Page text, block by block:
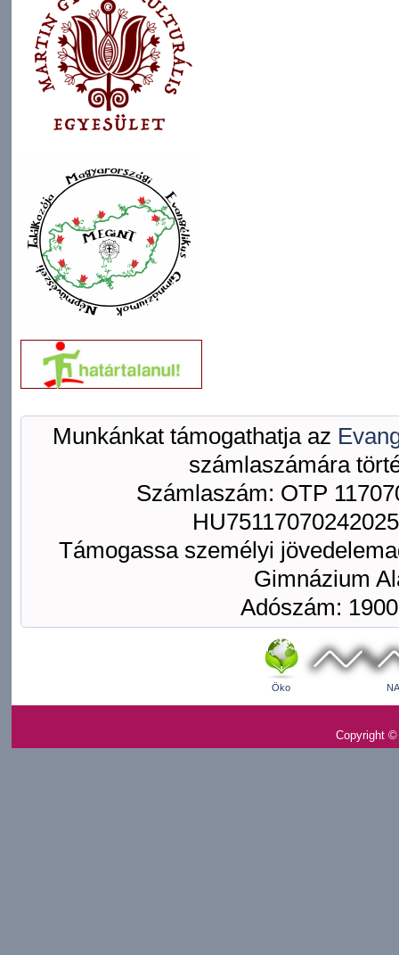
Munkánkat támogathatja az
számlaszámára
Számlaszám: OTP
Támogassa személyi
Gimnázium
Adószám:
Öko
Copyright